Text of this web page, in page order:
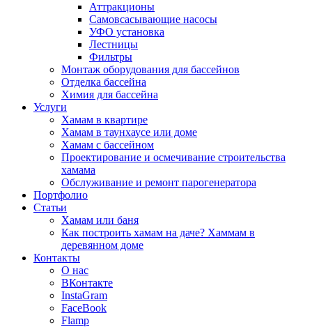
Аттракционы
Самовсасывающие насосы
УФО установка
Лестницы
Фильтры
Монтаж оборудования для бассейнов
Отделка бассейна
Химия для бассейна
Услуги
Хамам в квартире
Хамам в таунхаусе или доме
Хамам с бассейном
Проектирование и осмечивание строительства
хамама
Обслуживание и ремонт парогенератора
Портфолио
Статьи
Хамам или баня
Как построить хамам на даче? Хаммам в
деревянном доме
Контакты
О нас
ВКонтакте
InstaGram
FaceBook
Flamp